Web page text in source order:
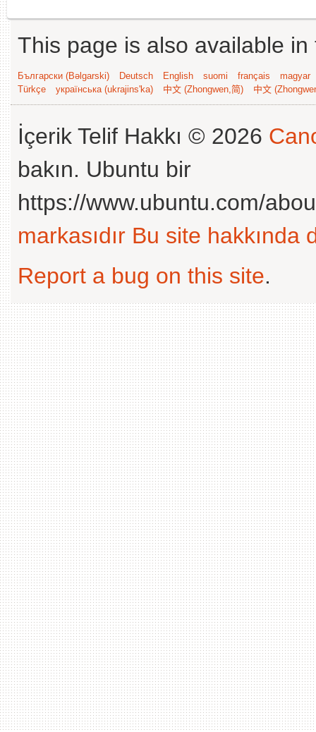
This page is also available
Български (Bəlgarski) Deutsch English suomi français
magyar
Türkçe
українська (ukrajins'ka) 中文 (Zhongwen,简) 中文
İçerik Telif Hakkı © 2026
bakın. Ubuntu bir
https://www.ubuntu.com/
markasıdır Bu site hakkında
Report a bug on this site.